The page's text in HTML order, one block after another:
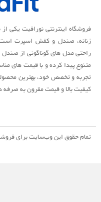
فروشگاه اینترنتی نورافیت یکی
زنانه، صندل و کفش اسپرت است.
راحتی مدل های گوناگونی از
متنوع پیدا کرده و با قیمت های
تجربه و تخصص خود، بهترین
کیفیت بالا و قیمت مقرون به صرفه
تمام حقوق اين وب‌سايت برای